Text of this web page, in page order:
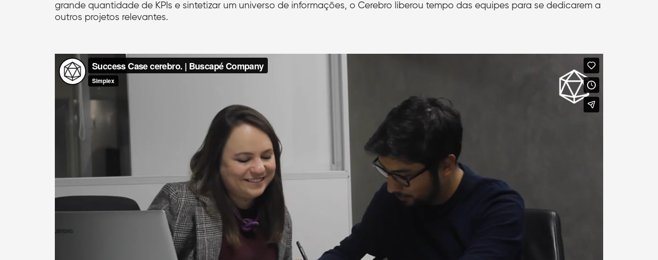
grande quantidade de KPIs e sintetizar um universo de informações, o Cerebro liberou tempo das equipes para se dedicarem a
outros projetos relevantes.